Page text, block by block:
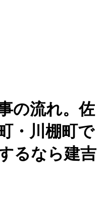
の流れ。佐
・川棚町で
るなら建吉